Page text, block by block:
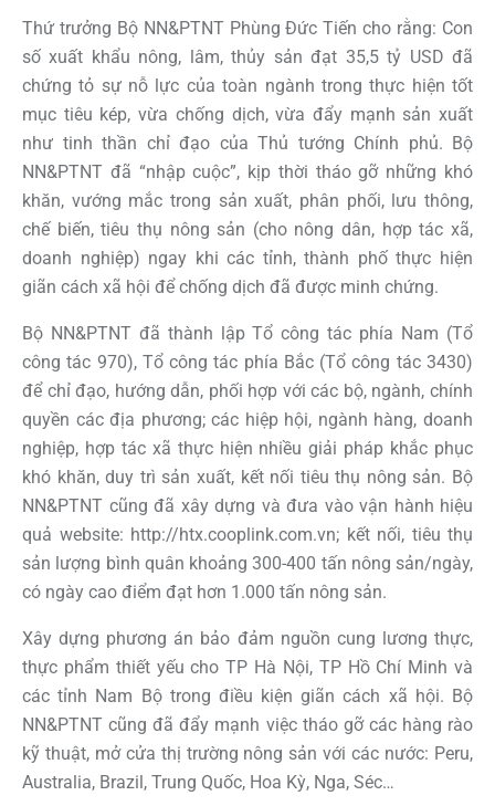
Thứ trưởng Bộ NN&PTNT Phùng Đức Tiến cho rằng: Con
số xuất khẩu nông, lâm, thủy sản đạt 35,5 tỷ USD đã
chứng tỏ sự nỗ lực của toàn ngành trong thực hiện tốt
mục tiêu kép, vừa chống dịch, vừa đẩy mạnh sản xuất
như tinh thần chỉ đạo của Thủ tướng Chính phủ. Bộ
NN&PTNT đã “nhập cuộc”, kịp thời tháo gỡ những khó
khăn, vướng mắc trong sản xuất, phân phối, lưu thông,
chế biến, tiêu thụ nông sản (cho nông dân, hợp tác xã,
doanh nghiệp) ngay khi các tỉnh, thành phố thực hiện
giãn cách xã hội để chống dịch đã được minh chứng.
Bộ NN&PTNT đã thành lập Tổ công tác phía Nam (Tổ
công tác 970), Tổ công tác phía Bắc (Tổ công tác 3430)
để chỉ đạo, hướng dẫn, phối hợp với các bộ, ngành, chính
quyền các địa phương; các hiệp hội, ngành hàng, doanh
nghiệp, hợp tác xã thực hiện nhiều giải pháp khắc phục
khó khăn, duy trì sản xuất, kết nối tiêu thụ nông sản. Bộ
NN&PTNT cũng đã xây dựng và đưa vào vận hành hiệu
quả website: http://htx.cooplink.com.vn; kết nối, tiêu thụ
sản lượng bình quân khoảng 300-400 tấn nông sản/ngày,
có ngày cao điểm đạt hơn 1.000 tấn nông sản.
Xây dựng phương án bảo đảm nguồn cung lương thực,
thực phẩm thiết yếu cho TP Hà Nội, TP Hồ Chí Minh và
các tỉnh Nam Bộ trong điều kiện giãn cách xã hội. Bộ
NN&PTNT cũng đã đẩy mạnh việc tháo gỡ các hàng rào
kỹ thuật, mở cửa thị trường nông sản với các nước: Peru,
Australia, Brazil, Trung Quốc, Hoa Kỳ, Nga, Séc…